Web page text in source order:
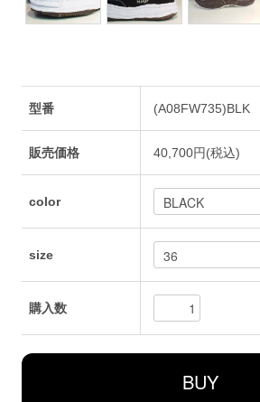
型番 (A08FW735)BLK
販売価格 40,700円(税込)
color
size
購入数